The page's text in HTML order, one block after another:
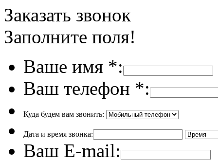
Заказать звонок
Заполните поля!
Ваше имя *:
Ваш телефон *:
Куда будем вам звонить:
Дата и время звонка:
Ваш E-mail: